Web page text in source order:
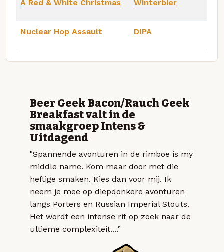
A Red & White Christmas Winterbier
Nuclear Hop Assault DIPA
Beer Geek Bacon/Rauch Geek
Breakfast valt in de
smaakgroep Intens &
Uitdagend
"Spannende avonturen in de rimboe is my
middle name. Kom maar door met die
heftige smaken. Kies dan voor mij. Ik
neem je mee op diepdonkere avonturen
langs Porters en Russian Imperial Stouts.
Het wordt een intense rit op zoek naar de
ultieme complexiteit....”